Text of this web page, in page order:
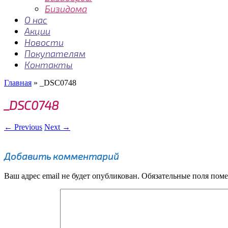
Бизидома
О нас
Акции
Новости
Покупателям
Контакты
Главная » _DSC0748
_DSC0748
← Previous Next →
Добавить комментарий
Ваш адрес email не будет опубликован. Обязательные поля